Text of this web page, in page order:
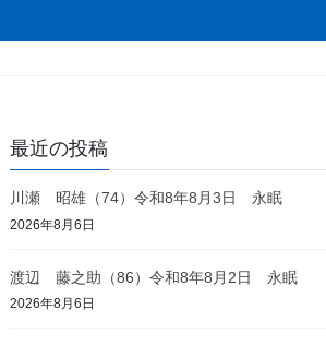
最近の投稿
川瀬 昭雄（74）令和8年8月3日 永眠
2026年8月6日
渡辺 藤之助（86）令和8年8月2日 永眠
2026年8月6日